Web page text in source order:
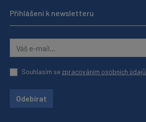
Přihlášení k newsletteru
Souhlasím sezpracováním osobních údajů
Odebírat